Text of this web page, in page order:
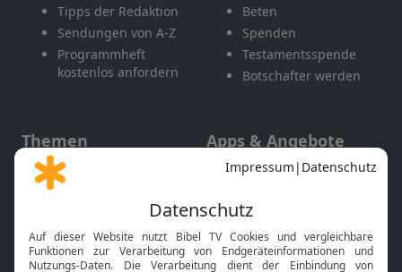
Tipps der Redaktion
Sendungen von A-Z
Programmheft
kostenlos anfordern
Beten
Spenden
Testamentsspende
Botschafter werden
Themen
Gott und Bibel erklärt
Neuigkeiten
Apps & Angebote
Mobile App
Smart TV